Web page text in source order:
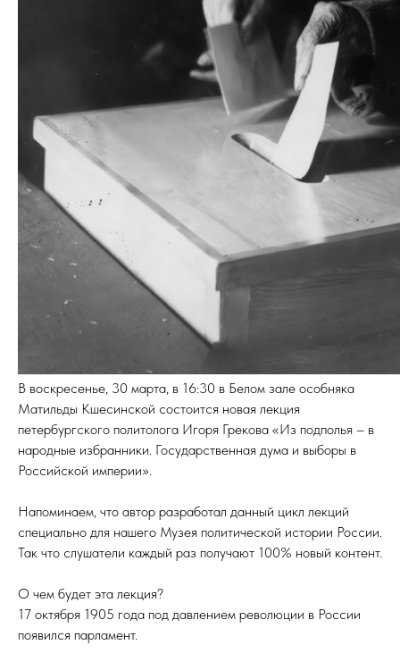
В воскресенье, 30 марта, в 16:30 в Белом зале особняка
Матильды Кшесинской состоится новая лекция
петербургского политолога Игоря Грекова «Из подполья – в
народные избранники. Государственная дума и выборы в
Российской империи».
Напоминаем, что автор разработал данный цикл лекций
специально для нашего Музея политической истории России.
Так что слушатели каждый раз получают 100% новый контент.
О чем будет эта лекция?
17 октября 1905 года под давлением революции в России
появился парламент.